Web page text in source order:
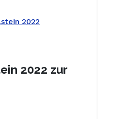
2022
2022 zur